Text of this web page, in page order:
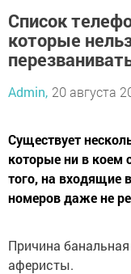
Список
которые
Admin, 20 августа
Существует
которые ни в коем
того, на входящие
номеров даже не
Причина
аферисты.